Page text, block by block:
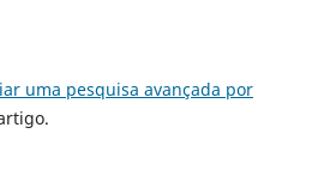
uma pesquisa avançada por